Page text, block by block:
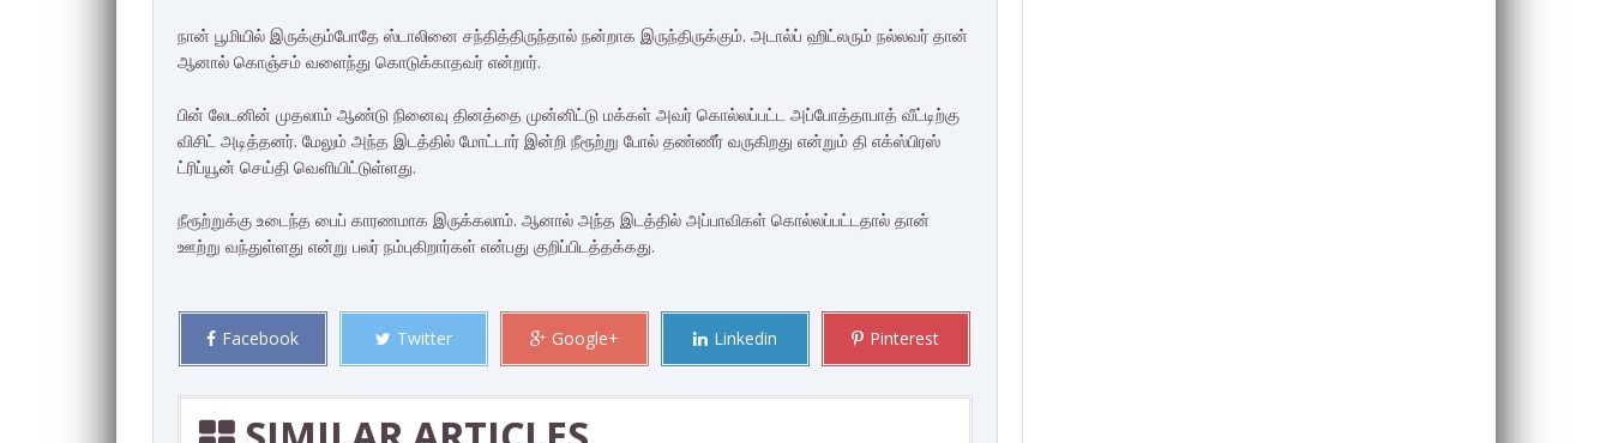
நான் பூமியில் இருக்கும்போதே ஸ்டாலினை சந்தித்திருந்தால் நன்றாக இருந்திருக்கும். அடால்ப் ஹிட்லரும் நல்லவர் தான்
ஆனால் கொஞ்சம் வளைந்து கொடுக்காதவர் என்றார்.
பின் லேடனின் முதலாம் ஆண்டு நினைவு தினத்தை முன்னிட்டு மக்கள் அவர் கொல்லப்பட்ட அப்போத்தாபாத் வீட்டிற்கு
விசிட் அடித்தனர். மேலும் அந்த இடத்தில் மோட்டார் இன்றி நீரூற்று போல் தண்ணீர் வருகிறது என்றும் தி எக்ஸ்பிரஸ்
ட்ரிப்யூன் செய்தி வெளியிட்டுள்ளது.
நீரூற்றுக்கு உடைந்த பைப் காரணமாக இருக்கலாம். ஆனால் அந்த இடத்தில் அப்பாவிகள் கொல்லப்பட்டதால் தான்
ஊற்று வந்துள்ளது என்று பலர் நம்புகிறார்கள் என்பது குறிப்பிடத்தக்கது.
Facebook Twitter Google+ Linkedin Pinterest